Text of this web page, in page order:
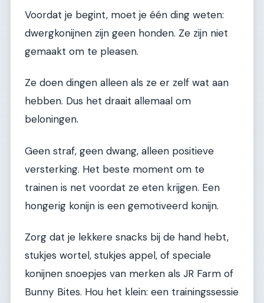
Voordat je begint, moet je één ding weten:
dwergkonijnen zijn geen honden. Ze zijn niet
gemaakt om te pleasen.
Ze doen dingen alleen als ze er zelf wat aan
hebben. Dus het draait allemaal om
beloningen.
Geen straf, geen dwang, alleen positieve
versterking. Het beste moment om te
trainen is net voordat ze eten krijgen. Een
hongerig konijn is een gemotiveerd konijn.
Zorg dat je lekkere snacks bij de hand hebt,
stukjes wortel, stukjes appel, of speciale
konijnen snoepjes van merken als JR Farm of
Bunny Bites. Hou het klein: een trainingssessie